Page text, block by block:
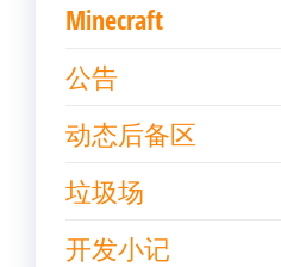
Minecraft
公告
动态后备区
垃圾场
开发小记